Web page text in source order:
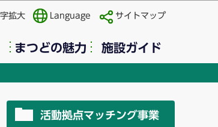
拡大 Language サイトマップ
まつどの魅力 施設ガイド
活動拠点マッチング事業